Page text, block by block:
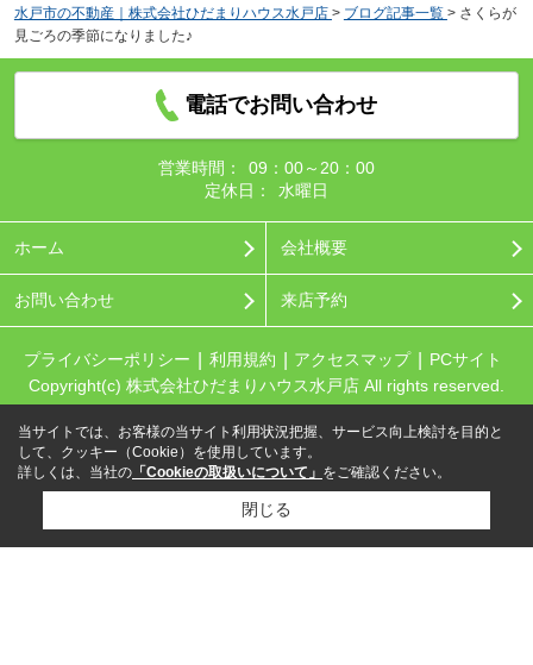
水戸市の不動産｜株式会社ひだまりハウス水戸店 > ブログ記事一覧 > さくらが
見ごろの季節になりました♪
電話でお問い合わせ
営業時間：
09：00～20：00
定休日：
水曜日
ホーム 会社概要
お問い合わせ 来店予約
プライバシーポリシー 利用規約 アクセスマップ
PCサイト
Copyright(c) 株式会社ひだまりハウス水戸店 All rights reserved.
当サイトでは、お客様の当サイト利用状況把握、サービス向上検討を目的と
して、クッキー（Cookie）を使用しています。
詳しくは、当社の 「Cookieの取扱いについて」 をご確認ください。
閉じる